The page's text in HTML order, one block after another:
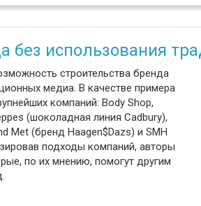
без использования
строительства бренда
медиа. В качестве примера
компаний: Body Shop,
(шоколадная линия Cadbury),
Met (бренд Haagen$Dazs) и SMH
подходы компаний, авторы
по их мнению, помогут другим